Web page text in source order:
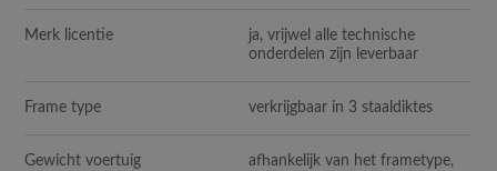
Merk licentie
ja, vrijwel alle technische
onderdelen zijn leverbaar
Frame type verkrijgbaar in 3 staaldiktes
Gewicht voertuig
afhankelijk van het frametype,